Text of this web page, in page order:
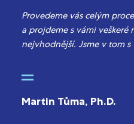
Provedeme vás celým
a projdeme s vámi
nejvhodnější. Jsme v tom
Martin Tůma, Ph.D.